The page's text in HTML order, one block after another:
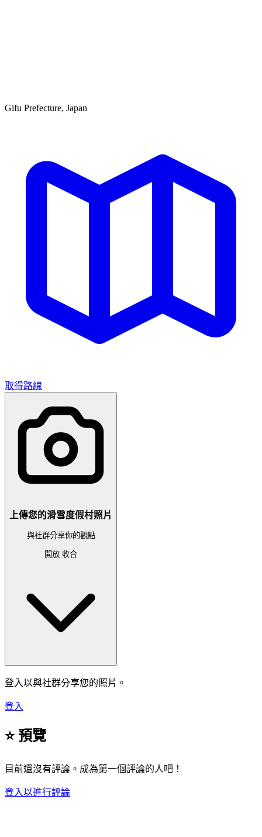
Gifu Prefecture, Japan
取得路線
上傳您的滑雪度假村照片
與社群分享你的觀點
開放 收合
登入以與社群分享您的照片。
登入
⭐ 預覽
目前還沒有評論。成為第一個評論的人吧！
登入以進行評論